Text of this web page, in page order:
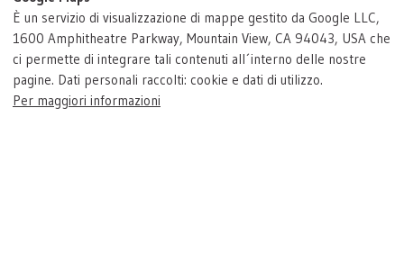
È un servizio di visualizzazione di mappe gestito da Google LLC,
1600 Amphitheatre Parkway, Mountain View, CA 94043, USA che
ci permette di integrare tali contenuti all´interno delle nostre
pagine. Dati personali raccolti: cookie e dati di utilizzo.
Per maggiori informazioni